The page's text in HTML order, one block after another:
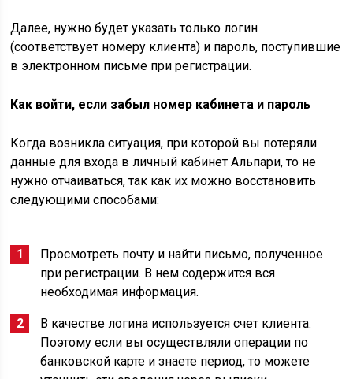
Далее, нужно будет указать только логин
(соответствует номеру клиента) и пароль, поступившие
в электронном письме при регистрации.
Как войти, если забыл номер кабинета и пароль
Когда возникла ситуация, при которой вы потеряли
данные для входа в личный кабинет Альпари, то не
нужно отчаиваться, так как их можно восстановить
следующими способами:
Просмотреть почту и найти письмо, полученное
при регистрации. В нем содержится вся
необходимая информация.
В качестве логина используется счет клиента.
Поэтому если вы осуществляли операции по
банковской карте и знаете период, то можете